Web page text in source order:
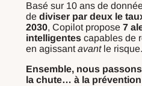
Basé sur 10 ans de
de diviser par deux le
2030, Copilot propose 7
intelligentescapables de
en agissantavantle risque.
Ensemble, nous
la chute… à la